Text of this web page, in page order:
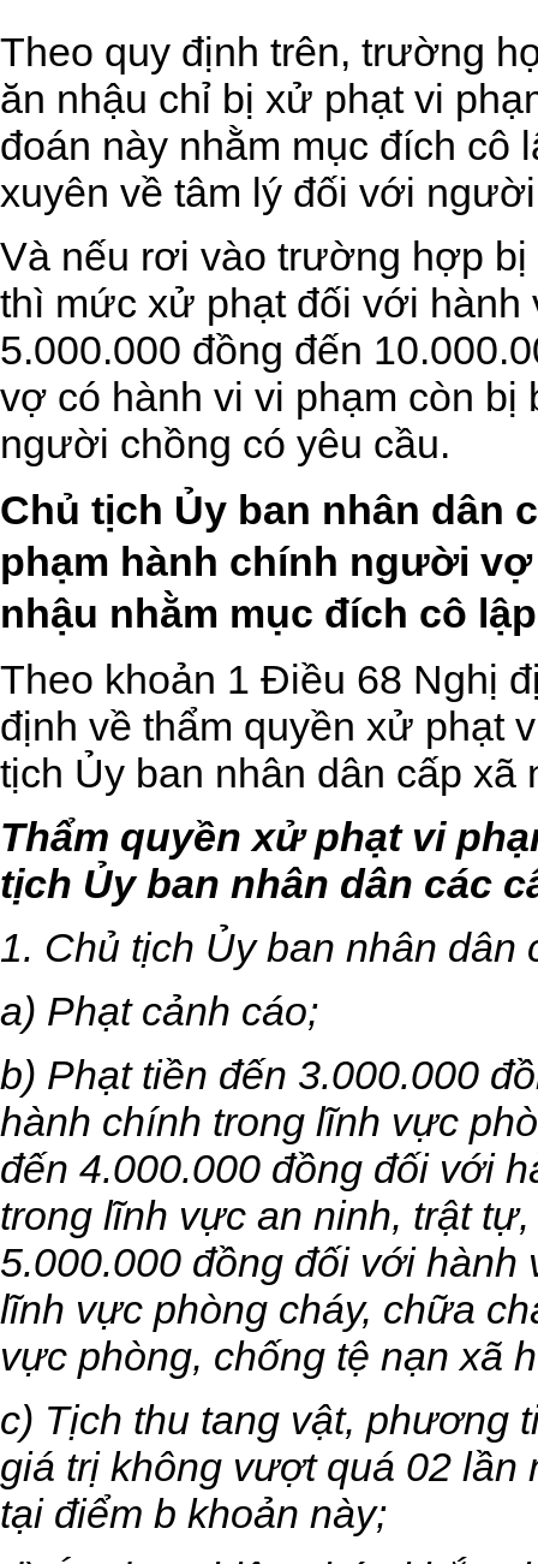
Theo quy định trên, trường
ăn nhậu chỉ bị xử phạt vi
đoán này nhằm mục đích cô
xuyên về tâm lý đối với
Và nếu rơi vào trường hợp
thì mức xử phạt đối với hành
5.000.000 đồng đến
vợ có hành vi vi phạm còn bị
người chồng có yêu cầu.
Chủ tịch Ủy ban nhân dân
phạm hành chính người
nhậu nhằm mục đích cô
Theo khoản 1 Điều 68 Nghị
định về thẩm quyền xử phạt
tịch Ủy ban nhân dân cấp xã
Thẩm quyền xử phạt vi
tịch Ủy ban nhân dân các
1. Chủ tịch Ủy ban nhân dân
a) Phạt cảnh cáo;
b) Phạt tiền đến 3.000.000
hành chính trong lĩnh vực
đến 4.000.000 đồng đối với
trong lĩnh vực an ninh, trật
5.000.000 đồng đối với hành
lĩnh vực phòng cháy, chữa
vực phòng, chống tệ nạn xã
c) Tịch thu tang vật, phương
giá trị không vượt quá 02
tại điểm b khoản này;